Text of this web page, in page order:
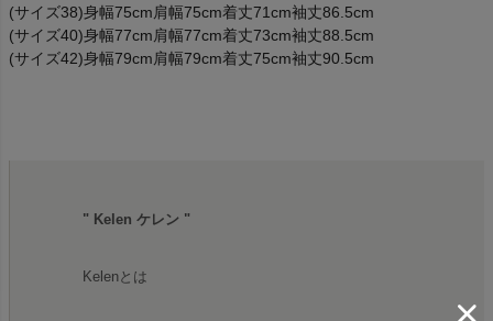
(サイズ38)身幅75cm肩幅75cm着丈71cm袖丈86.5cm
(サイズ40)身幅77cm肩幅77cm着丈73cm袖丈88.5cm
(サイズ42)身幅79cm肩幅79cm着丈75cm袖丈90.5cm
" Kelen ケレン "
Kelenとは